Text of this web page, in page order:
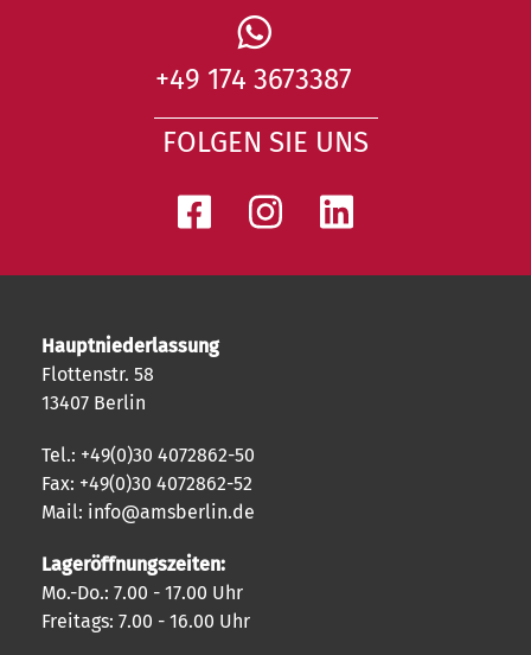
+49 174 3673387
FOLGEN SIE UNS
Hauptniederlassung
Flottenstr. 58
13407 Berlin
Tel.: +49(0)30 4072862-50
Fax: +49(0)30 4072862-52
Mail: info@amsberlin.de
Lageröffnungszeiten:
Mo.-Do.: 7.00 - 17.00 Uhr
Freitags: 7.00 - 16.00 Uhr